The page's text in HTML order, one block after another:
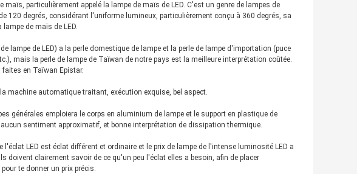
particulièrement appelé la lampe de maïs de LED. C'est un genre de lampes de
120 degrés, considérant l'uniforme lumineux, particulièrement conçu à 360 degrés, sa
de maïs de LED.
lampe de LED) a la perle domestique de lampe et la perle de lampe d'importation (puce
mais la perle de lampe de Taïwan de notre pays est la meilleure interprétation coûtée.
en Taïwan Epistar.
machine automatique traitant, exécution exquise, bel aspect.
générales emploiera le corps en aluminium de lampe et le support en plastique de
sentiment approximatif, et bonne interprétation de dissipation thermique.
l'éclat LED est éclat différent et ordinaire et le prix de lampe de l'intense luminosité LED a
doivent clairement savoir de ce qu'un peu l'éclat elles a besoin, afin de placer
te donner un prix précis.